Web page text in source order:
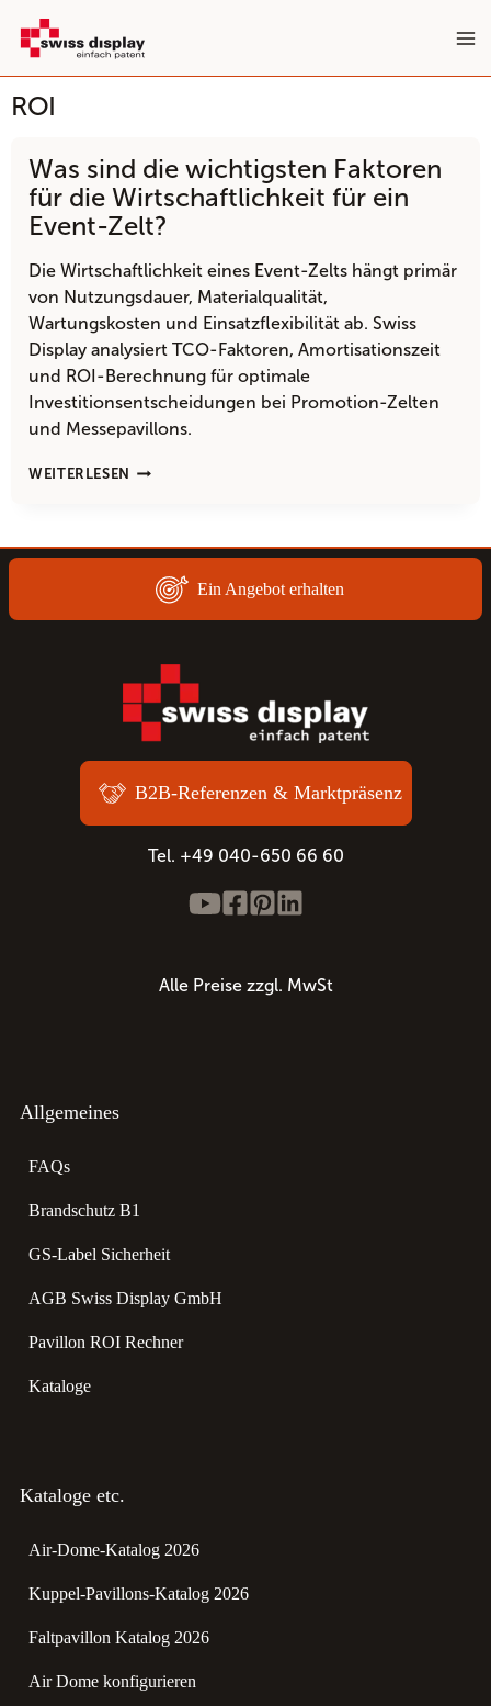
Inhalt
springen
ROI
Was sind die wichtigsten Faktoren
für die Wirtschaftlichkeit für ein
Event-Zelt?
Die Wirtschaftlichkeit eines Event-Zelts hängt primär
von Nutzungsdauer, Materialqualität,
Wartungskosten und Einsatzflexibilität ab. Swiss
Display analysiert TCO-Faktoren, Amortisationszeit
und ROI-Berechnung für optimale
Investitionsentscheidungen bei Promotion-Zelten
und Messepavillons.
WEITERLESEN
WAS
FAKTOREN
ZELT?
Ein Angebot erhalten
B2B-Referenzen & Marktpräsenz
Tel. +49 040-650 66 60
Alle Preise zzgl. MwSt
Allgemeines
FAQs
Brandschutz B1
GS-Label Sicherheit
AGB Swiss Display GmbH
Pavillon ROI Rechner
Kataloge
Kataloge etc.
Air-Dome-Katalog 2026
Kuppel-Pavillons-Katalog 2026
Faltpavillon Katalog 2026
Air Dome konfigurieren